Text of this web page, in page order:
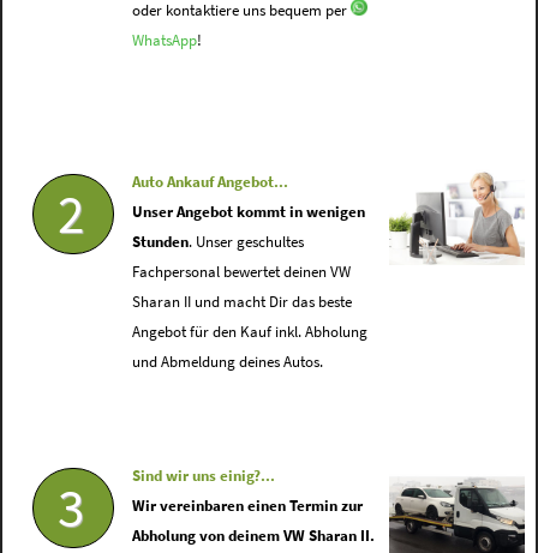
oder kontaktiere uns bequem per
WhatsApp!
2
Auto Ankauf Angebot...
Unser Angebot kommt in wenigen
Stunden. Unser geschultes
Fachpersonal bewertet deinen VW
Sharan II und macht Dir das beste
Angebot für den Kauf inkl. Abholung
und Abmeldung deines Autos.
3
Sind wir uns einig?...
Wir vereinbaren einen Termin zur
Abholung von deinem VW Sharan II.